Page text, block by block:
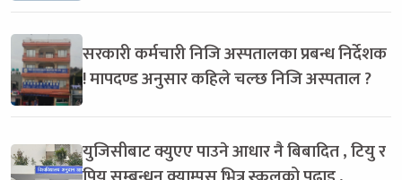
सरकारी कर्मचारी निजि अस्पतालका प्रबन्ध निर्देशक
! मापदण्ड अनुसार कहिले चल्छ निजि अस्पताल ?
युजिसीबाट क्युएए पाउने आधार नै बिबादित , टियु र